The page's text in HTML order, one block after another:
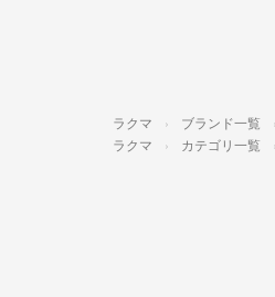
ラクマ ブランド一覧
ラクマ カテゴリ一覧